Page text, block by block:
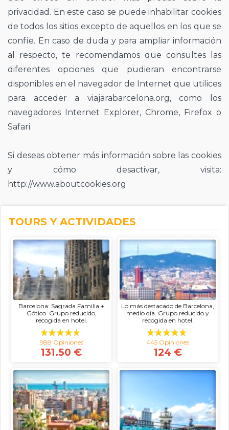
privacidad. En este caso se puede inhabilitar cookies
de todos los sitios excepto de aquellos en los que se
confíe. En caso de duda y para ampliar información
al respecto, te recomendamos que consultes las
diferentes opciones que pudieran encontrarse
disponibles en el navegador de Internet que utilices
para acceder a viajarabarcelona.org, como los
navegadores Internet Explorer, Chrome, Firefox o
Safari.
Si deseas obtener más información sobre las cookies
y cómo desactivar, visita:
http://www.aboutcookies.org
TOURS Y ACTIVIDADES
Barcelona: Sagrada Familia +
Gótico. Grupo reducido,
recogida en hotel.
988 Opiniones
131.50 €
Lo más destacado de Barcelona,
medio día. Grupo reducido y
recogida en hotel.
445 Opiniones
124 €